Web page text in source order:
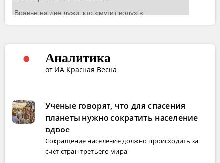
Аналитика
от ИА Красная Весна
Ученые говорят, что для спасения
планеты нужно сократить население
вдвое
Сокращение население должно происходить за
счет стран третьего мира